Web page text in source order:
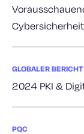
Cybersicherheit
GLOBALER BERICHT
2024 PKI &
PQC